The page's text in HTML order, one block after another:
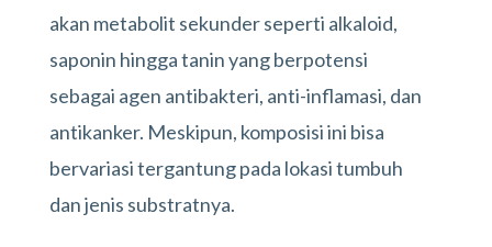
akan metabolit sekunder seperti alkaloid,
saponin hingga tanin yang berpotensi
sebagai agen antibakteri, anti-inflamasi, dan
antikanker. Meskipun, komposisi ini bisa
bervariasi tergantung pada lokasi tumbuh
dan jenis substratnya.